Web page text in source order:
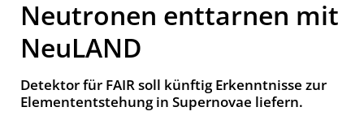
Neutronen enttarnen mit
NeuLAND
Detektor für FAIR soll künftig Erkenntnisse zur
Elemententstehung in Supernovae liefern.